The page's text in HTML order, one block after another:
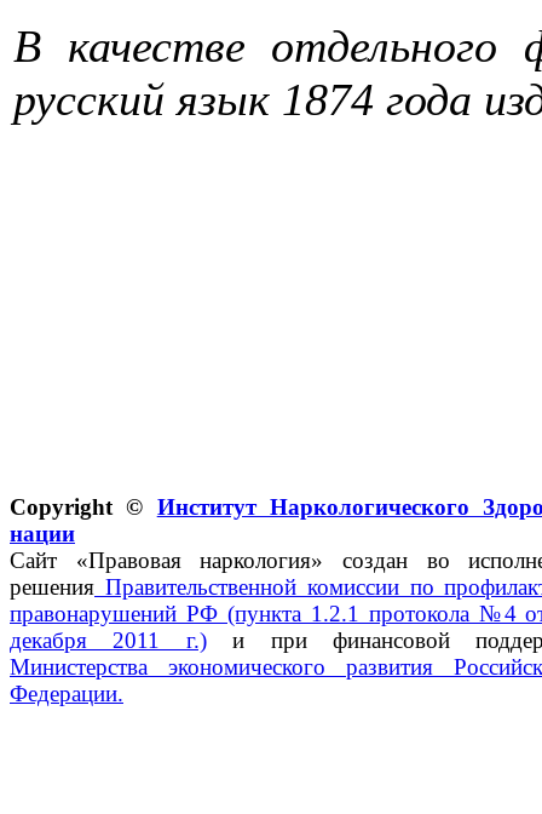
В качестве отдельного
русский язык 1874 года
Copyright © Институт Наркологического
нации
Сайт «Правовая наркология» создан во
решения Правительственной комиссии по
правонарушений РФ (пункта 1.2.1 протокола №4
декабря 2011 г.)и при финансовой
Министерства экономического развития
Федерации.